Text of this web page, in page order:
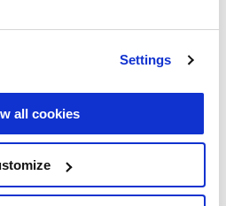
Settings
all cookies
sirvieron para mecanizar
la energía eléctrica
en masa, la tecnología
procesos que sientan las
tecnologías
nuestro mundo.